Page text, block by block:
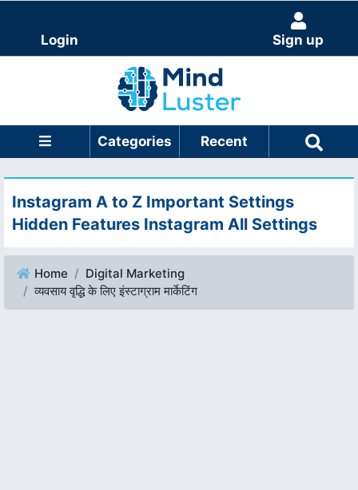
Login Sign up
Categories Recent
Instagram A to Z Important Settings
Hidden Features Instagram All Settings
Home
Digital Marketing
व्यवसाय वृद्धि के लिए इंस्टाग्राम मार्केटिंग